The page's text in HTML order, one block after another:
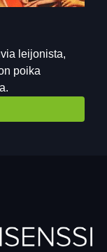
leijonista,
poika